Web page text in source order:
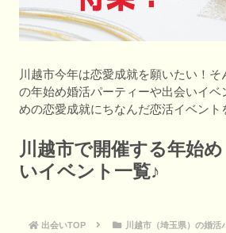
川越市今年は恋愛成就を願いたい！
の年始め婚活パーティーや出会いイベ
めの恋愛成就にちなんだ恋活イベント
川越市で開催する年始
いイベント一覧♪
出会いTOP
川越市（埼玉県）の婚